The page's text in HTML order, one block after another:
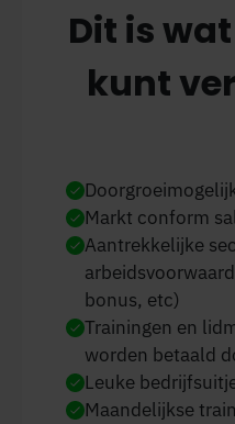
Dit is
kunt
Markt conform
Aantrekkelijke
bonus, etc)
Trainingen en
worden betaald
Leuke
Maandelijkse